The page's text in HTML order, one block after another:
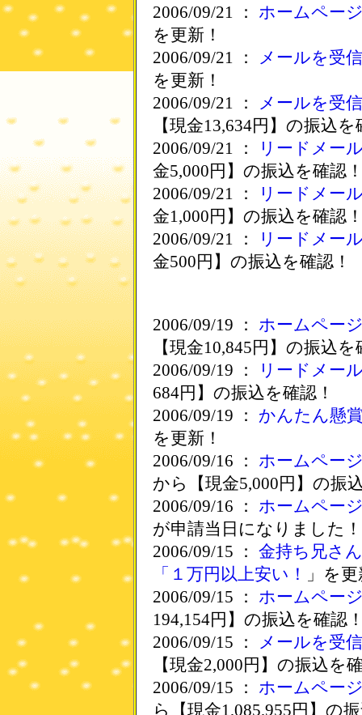
2006/09/21 ： ホームペー
を更新！
2006/09/21 ：
メールを受
を更新！
2006/09/21 ：
メールを受
【現金13,634円】の振込
2006/09/21 ：
リードメー
金5,000円】の振込を確認
2006/09/21 ：
リードメー
金1,000円】の振込を確認
2006/09/21 ：
リードメー
金500円】の振込を確認！
2006/09/19 ： ホームペー
【現金10,845円】の振込
2006/09/19 ：
リードメー
684円】の振込を確認！
2006/09/19 ： かんたん懸
を更新！
2006/09/16 ： ホームペー
から【現金5,000円】の振
2006/09/16 ： ホームペー
が申請当日になりました！
2006/09/15 ： 金持ち兄さ
「１万円以上安い！
」を
2006/09/15 ： ホームペー
194,154円】の振込を確認
2006/09/15 ：
メールを受
【現金2,000円】の振込を
2006/09/15 ： ホームペー
ら【現金1,085,955円】の